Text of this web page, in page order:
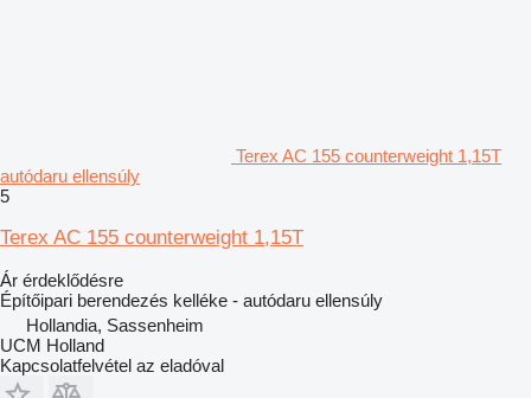
Terex AC 155 counterweight 1,15T
autódaru ellensúly
5
Terex AC 155 counterweight 1,15T
Ár érdeklődésre
Építőipari berendezés kelléke - autódaru ellensúly
Hollandia, Sassenheim
UCM Holland
Kapcsolatfelvétel az eladóval